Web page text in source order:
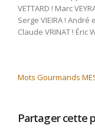
VETTARD ! Marc
Serge VIEIRA ! André
Claude VRINAT ! Éric
Mots Gourmands
Partager cette